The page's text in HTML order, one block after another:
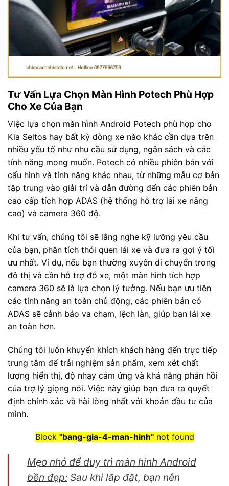
Tư Vấn Lựa Chọn Màn Hình Potech Phù Hợp
Cho Xe Của Bạn
Việc lựa chọn màn hình Android Potech phù hợp cho
Kia Seltos hay bất kỳ dòng xe nào khác cần dựa trên
nhiều yếu tố như nhu cầu sử dụng, ngân sách và các
tính năng mong muốn. Potech có nhiều phiên bản với
cấu hình và tính năng khác nhau, từ những mẫu cơ bản
tập trung vào giải trí và dẫn đường đến các phiên bản
cao cấp tích hợp ADAS (hệ thống hỗ trợ lái xe nâng
cao) và camera 360 độ.
Khi tư vấn, chúng tôi sẽ lắng nghe kỹ lưỡng yêu cầu
của bạn, phân tích thói quen lái xe và đưa ra gợi ý tối
ưu nhất. Ví dụ, nếu bạn thường xuyên di chuyển trong
đô thị và cần hỗ trợ đỗ xe, một màn hình tích hợp
camera 360 sẽ là lựa chọn lý tưởng. Nếu bạn ưu tiên
các tính năng an toàn chủ động, các phiên bản có
ADAS sẽ cảnh báo va chạm, lệch làn, giúp bạn lái xe
an toàn hơn.
Chúng tôi luôn khuyến khích khách hàng đến trực tiếp
trung tâm để trải nghiệm sản phẩm, xem xét chất
lượng hiển thị, độ nhạy cảm ứng và khả năng phản hồi
của trợ lý giọng nói. Việc này giúp bạn đưa ra quyết
định chính xác và hài lòng nhất với khoản đầu tư của
mình.
Block "bang-gia-4-man-hinh"not found
Mẹo nhỏ để duy trì màn hình Android
bền đẹp: Sau khi lắp đặt, bạn nên